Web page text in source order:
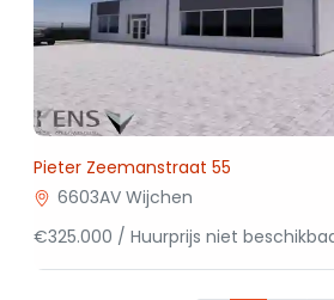
Pieter Zeemanstraat 55
6603AV Wijchen
€325.000 / Huurprijs niet